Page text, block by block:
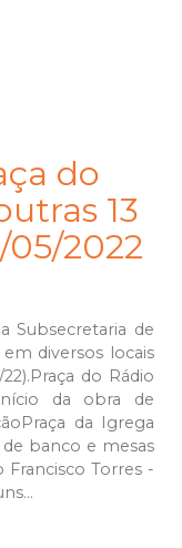
do
13
2022
Subsecretaria de
diversos locais
do Rádio
da obra de
da Igrega
banco e mesas
Francisco Torres -